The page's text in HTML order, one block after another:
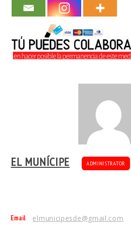
EL MUNÍCIPE ADMINISTRATOR
Email elmunicipesde@gmail.com